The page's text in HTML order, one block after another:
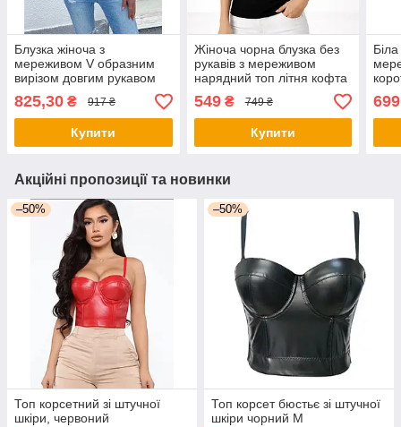
Блузка жіноча з
мереживом V образним
вирізом довгим рукавом
чорна
825,30 ₴ 917 ₴
Купити
Жіноча чорна блузка без
рукавів з мереживом
нарядний топ літня кофта
стрейч
549₴ 749 ₴
Купити
699
Акційні пропозиції та новинки
–50%
Топ корсетний зі штучної
шкіри, червоний
–50%
Топ корсет бюстьє зі штучної
шкіри чорний М